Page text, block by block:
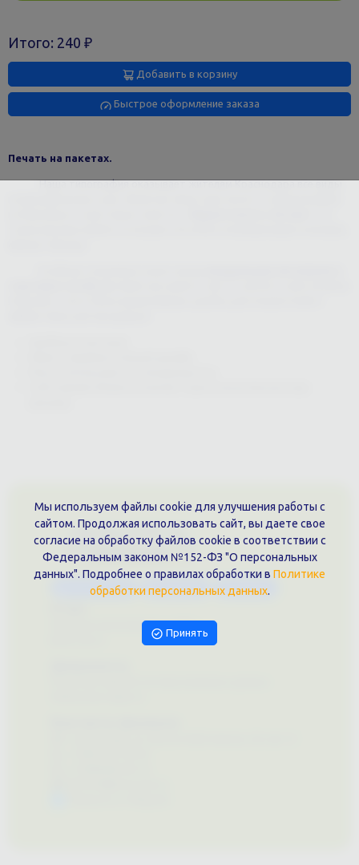
Итого: 240 ₽
Добавить в корзину
Быстрое оформление заказа
Печать на пакетах.
Наша типография оказывает жителям Краснодара все виды
Каталог услуг Сувениры Магазин
Примеры выполненных работ
Мы используем файлы cookie для улучшения работы с
сайтом. Продолжая использовать сайт, вы даете свое
согласие на обработку файлов cookie в соответствии с
Федеральным законом №152-ФЗ "О персональных
данных". Подробнее о правилах обработки в Политике
обработки персональных данных.
Принять